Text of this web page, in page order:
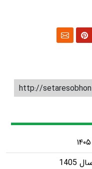
http://